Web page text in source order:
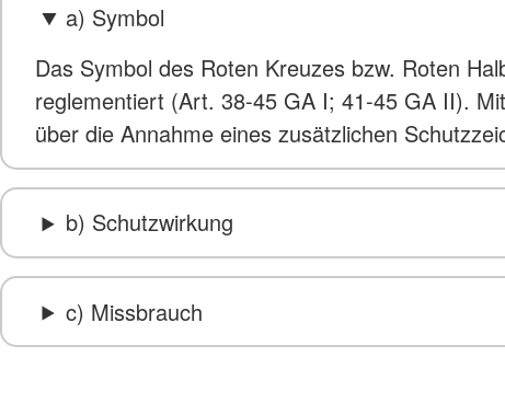
a) Symbol
Das Symbol des Roten Kreuzes bzw. Roten
reglementiert (Art. 38-45 GA I; 41-45 GA II).
über die Annahme eines zusätzlichen
b) Schutzwirkung
c) Missbrauch